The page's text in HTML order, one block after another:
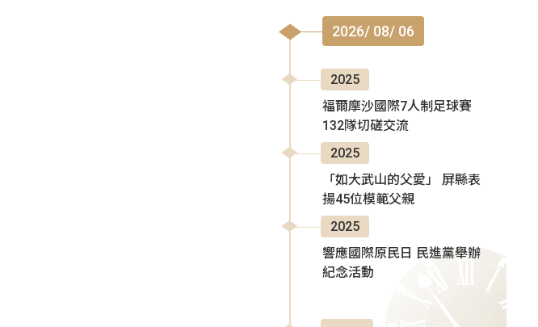
2026/ 08/ 06
2025
福爾摩沙國際7人制足球賽
132隊切磋交流
2025
「如大武山的父愛」 屏縣表
揚45位模範父親
2025
響應國際原民日 民進黨舉辦
紀念活動